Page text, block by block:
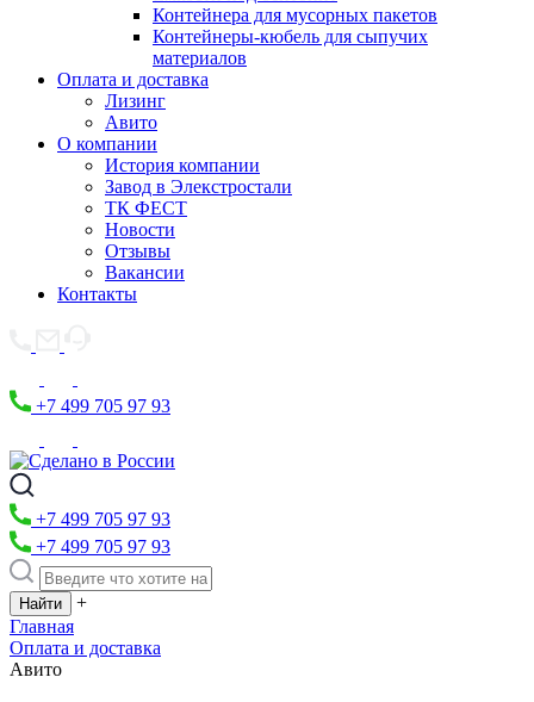
Контейнера для мусорных пакетов
Контейнеры-кюбель для сыпучих
материалов
Оплата и доставка
Лизинг
Авито
О компании
История компании
Завод в Элекстростали
ТК ФЕСТ
Новости
Отзывы
Вакансии
Контакты
+7 499 705 97 93
+7 499 705 97 93
+7 499 705 97 93
+
Главная
Оплата и доставка
Авито